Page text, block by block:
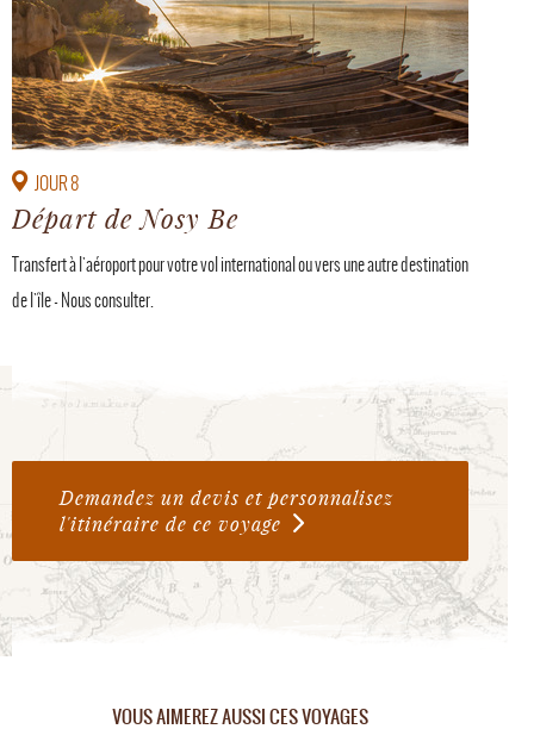
JOUR 8
Départ de Nosy Be
Transfert à l'aéroport pour votre vol international ou vers une autre destination
de l'île - Nous consulter.
Demandez un devis et personnalisez
l'itinéraire de ce voyage
VOUS AIMEREZ AUSSI CES VOYAGES